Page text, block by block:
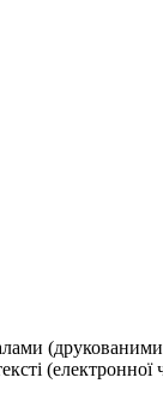
(електронної